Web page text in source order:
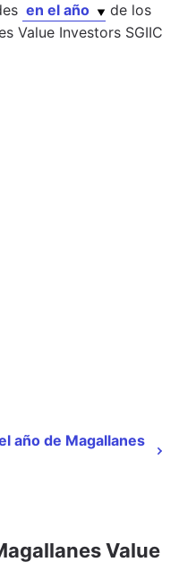
en el año
de los
Value Investors SGIIC
año de Magallanes
Value